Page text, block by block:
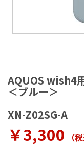
AQUOS wish4
＜ブルー＞
XN-Z02SG-A
￥3,300 （
メ
ー
ジ
ャ
リ